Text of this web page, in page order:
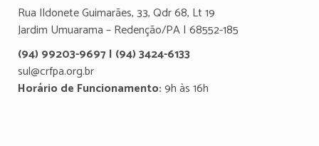
Rua Ildonete Guimarães, 33, Qdr 68, Lt 19
Jardim Umuarama – Redenção/PA | 68552-185
(94) 99203-9697 | (94) 3424-6133
sul@crfpa.org.br
Horário de Funcionamento:9h às 16h